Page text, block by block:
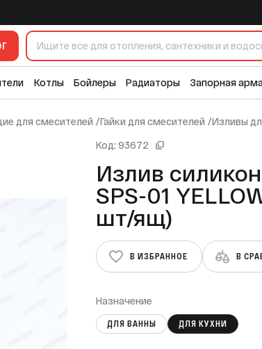
Котлы Бойлеры Радиаторы Запорная
для смесителей /Гайки для смесителей /Изливы
Код: 93672
Излив
SPS-01
шт/ящ)
В ИЗБРАННОЕ В
Назначение
ДЛЯ ВАННЫ ДЛЯ КУХНИ
YELLOW по гайку (50 шт/ящ)